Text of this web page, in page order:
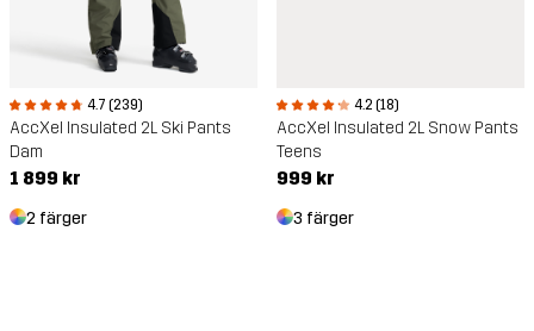
4.7 (239)
AccXel Insulated 2L Ski Pants
Dam
1 899 kr
2 färger
4.2 (18)
AccXel Insulated 2L Snow Pants
Teens
999 kr
3 färger